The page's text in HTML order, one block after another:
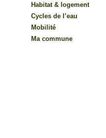
Habitat & logement
Cycles de l’eau
Mobilité
Ma commune